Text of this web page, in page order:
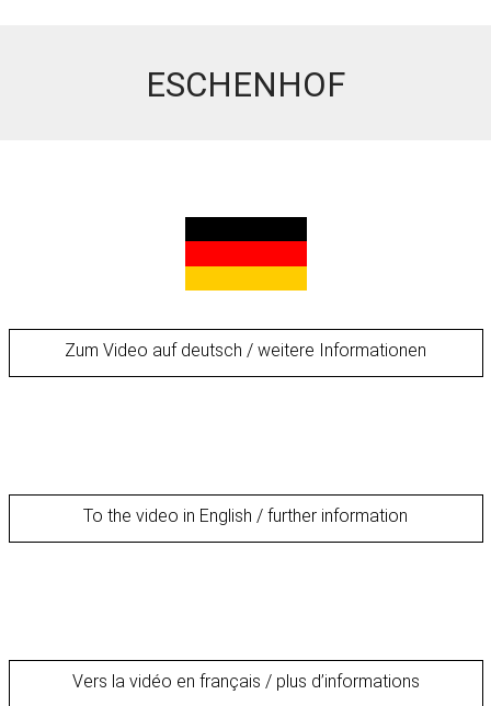
ESCHENHOF
Zum Video auf deutsch / weitere Informationen
To the video in English / further information
Vers la vidéo en français / plus d’informations